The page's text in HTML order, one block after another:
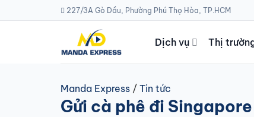
to
227/3A Gò Dầu, Phường Phú Thọ Hòa, TP.HCM
Dịch vụ Thị
Manda Express / Tin tức
Gửi cà phê đi